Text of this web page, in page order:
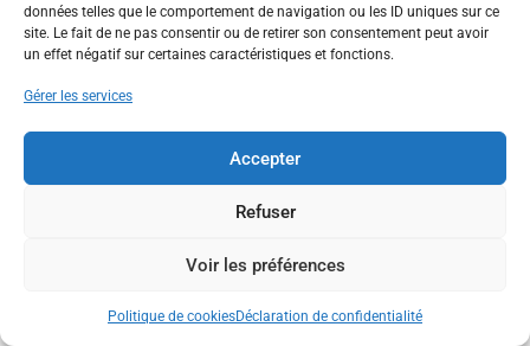
données telles que le comportement de navigation ou les ID uniques sur ce
site. Le fait de ne pas consentir ou de retirer son consentement peut avoir
un effet négatif sur certaines caractéristiques et fonctions.
Gérer les services
Accepter
Refuser
Voir les préférences
Politique de cookiesDéclaration de confidentialité